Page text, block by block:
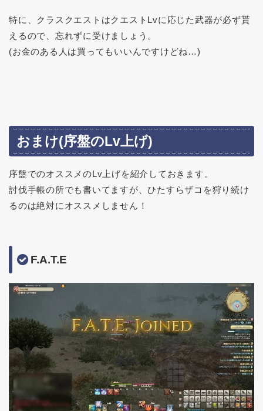
特に、クラスクエストはクエストLvに応じた武器が必ず貰
えるので、忘れずに受けましょう。
(お金のある人は買ってもいいんですけどね…)
おまけ(序盤のLv上げ)
序盤でのオススメのLv上げを紹介しておきます。
討伐手帳の所でも書いてますが、ひたすらザコを狩り続け
るのは絶対にオススメしません！
F.A.T.E